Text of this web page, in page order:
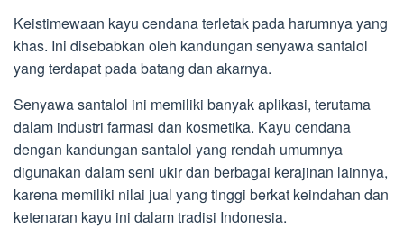
Keistimewaan kayu cendana terletak pada harumnya yang
khas. Ini disebabkan oleh kandungan senyawa santalol
yang terdapat pada batang dan akarnya.
Senyawa santalol ini memiliki banyak aplikasi, terutama
dalam industri farmasi dan kosmetika. Kayu cendana
dengan kandungan santalol yang rendah umumnya
digunakan dalam seni ukir dan berbagai kerajinan lainnya,
karena memiliki nilai jual yang tinggi berkat keindahan dan
ketenaran kayu ini dalam tradisi Indonesia.